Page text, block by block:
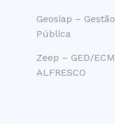
Geosiap – Gestão
Pública
Zeep – GED/ECM
ALFRESCO